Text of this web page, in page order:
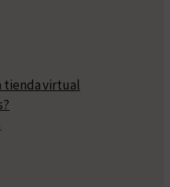
tienda virtual